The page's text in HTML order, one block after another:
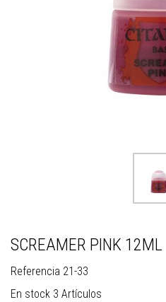
SCREAMER PINK 12ML
Referencia 21-33
En stock 3 Artículos